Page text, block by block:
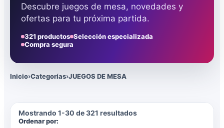
Descubre juegos de mesa, novedades y
ofertas para tu próxima partida.
321 productos Selección especializada
Compra segura
Inicio›Categorías›JUEGOS DE MESA
Mostrando 1-30 de 321 resultados
Ordenar por: